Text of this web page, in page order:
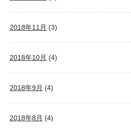
2018年11月 (3)
2018年10月 (4)
2018年9月 (4)
2018年8月 (4)